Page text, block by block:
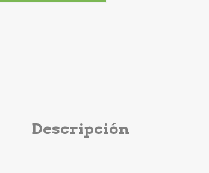
Descripción